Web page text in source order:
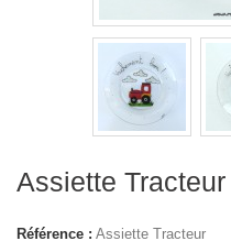
Assiette Tracteur
Référence : Assiette Tracteur